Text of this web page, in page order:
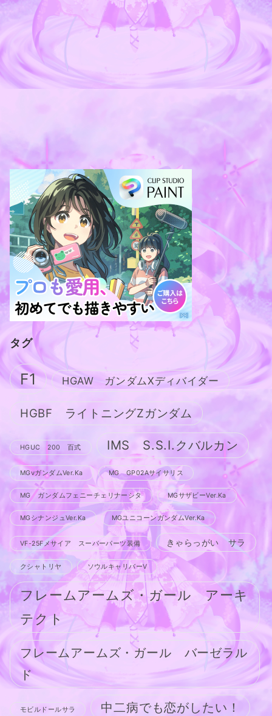
タグ
F1 HGAW ガンダムXディバイダー
HGBF ライトニングZガンダム
HGUC 200 百式 IMS S.S.I.クバルカン
MGνガンダムVer.Ka MG GP02Aサイサリス
MG ガンダムフェニーチェリナーシタ MGサザビーVer.Ka
MGシナンジュVer.Ka MGユニコーンガンダムVer.Ka
VF-25Fメサイア スーパーパーツ装備 きゃらっがい サラ
クシャトリヤ ソウルキャリバーV
フレームアームズ・ガール アーキ
テクト
フレームアームズ・ガール バーゼラル
ド
モビルドールサラ 中二病でも恋がしたい！